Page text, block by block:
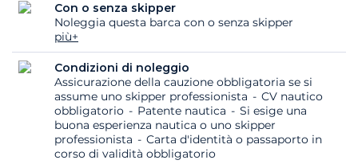
Con o senza skipper
Noleggia questa barca con o senza skipper
più+
Condizioni di noleggio
Assicurazione della cauzione obbligatoria se si
assume uno skipper professionista
CV nautico
obbligatorio
Patente nautica
Si esige una
buona esperienza nautica o uno skipper
professionista
Carta d'identità o passaporto in
corso di validità obbligatorio